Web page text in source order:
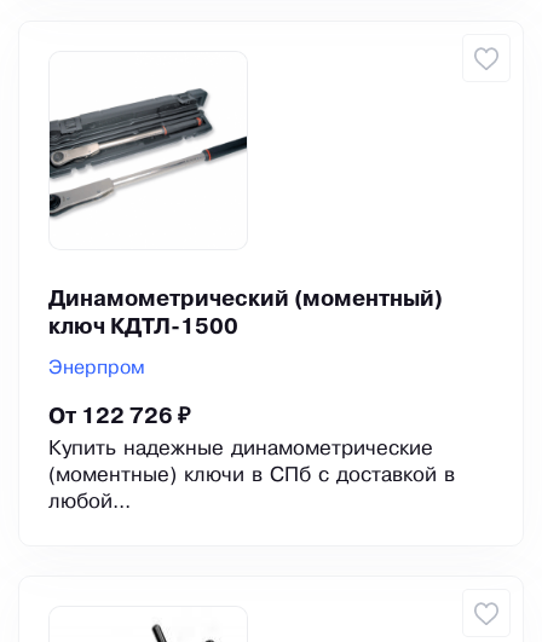
Динамометрический (моментный)
ключ КДТЛ-1500
Энерпром
От 122 726 ₽
Купить надежные динамометрические
(моментные) ключи в СПб с доставкой в
любой...